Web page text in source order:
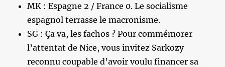
MK : Espagne 2 / France 0. Le socialisme
espagnol terrasse le macronisme.
SG : Ça va, les fachos ? Pour commémorer
l’attentat de Nice, vous invitez Sarkozy
reconnu coupable d’avoir voulu financer sa